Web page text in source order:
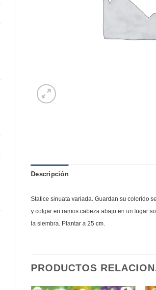
Descripción
Statice sinuata variada. Guardan su colorido
y colgar en ramos cabeza abajo en un lugar
la siembra. Plantar a 25 cm.
PRODUCTOS